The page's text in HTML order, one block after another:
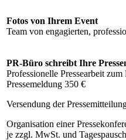
Fotos von Ihrem Event
Team von engagierten,
PR-Büro schreibt Ihre
Professionelle Pressearbeit zum
Pressemeldung 350 €
Versendung der
Organisation einer
je zzgl. MwSt. und